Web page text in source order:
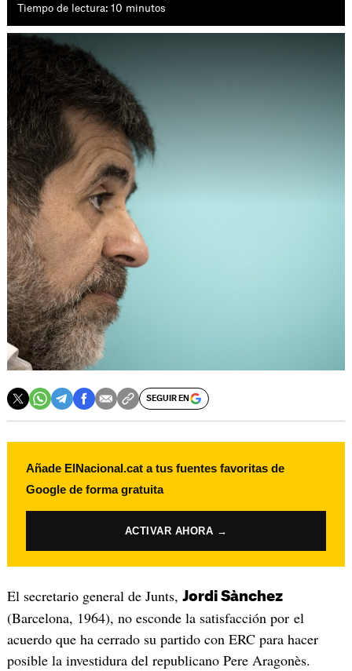
Tiempo de lectura: 10 minutos
SEGUIR EN
Añade ElNacional.cat a tus fuentes favoritas de
Google de forma gratuita
ACTIVAR AHORA →
El secretario general de Junts, Jordi Sànchez
(Barcelona, 1964), no esconde la satisfacción por el
acuerdo que ha cerrado su partido con ERC para hacer
posible la investidura del republicano Pere Aragonès.